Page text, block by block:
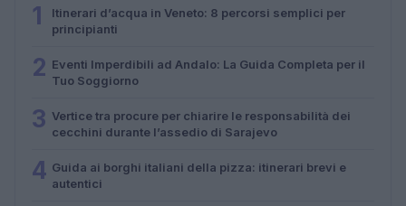
1
Itinerari d’acqua in Veneto: 8 percorsi semplici per
principianti
2 Eventi Imperdibili ad Andalo: La Guida Completa per il
Tuo Soggiorno
3 Vertice tra procure per chiarire le responsabilità dei
cecchini durante l’assedio di Sarajevo
4 Guida ai borghi italiani della pizza: itinerari brevi e
autentici